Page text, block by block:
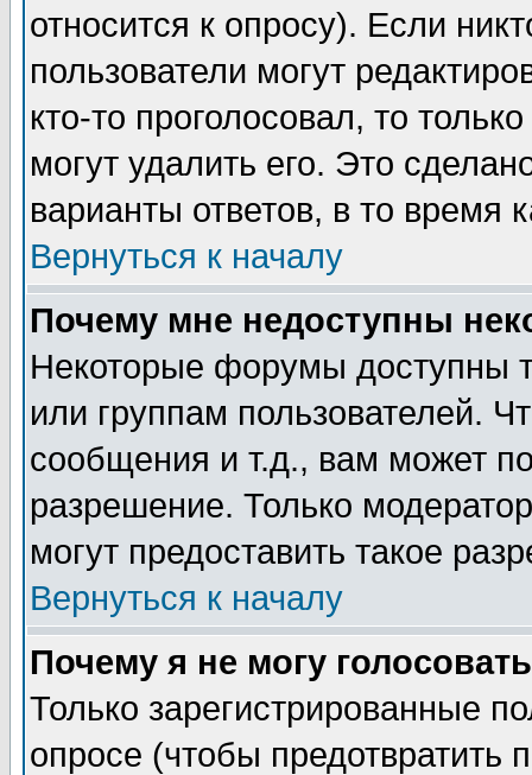
относится к опросу). Если
пользователи могут
кто-то проголосовал, то
могут удалить его. Это
варианты ответов, в то время
Вернуться к началу
Почему мне недоступны
Некоторые форумы доступны
или группам пользователей.
сообщения и т.д., вам может
разрешение. Только
могут предоставить такое
Вернуться к началу
Почему я не могу
Только зарегистрированные
опросе (чтобы предотвратить